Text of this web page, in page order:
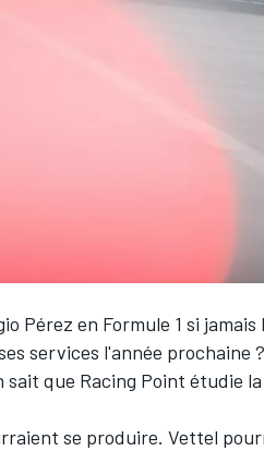
Pérez en Formule 1 si
services l'année prochaine
sait que Racing Point étudie
se produire. Vettel